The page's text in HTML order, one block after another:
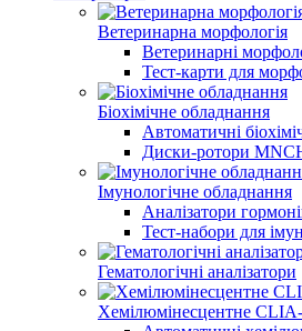
Ветеринарна морфологія
Ветеринарні
Тест-карти для
Біохімічне обладнання
Автоматичні
Диски-ротори
Імунологічне обладнання
Аналізатори
Тест-набори для
Гематологічні аналізатори
Хемілюмінесцентне